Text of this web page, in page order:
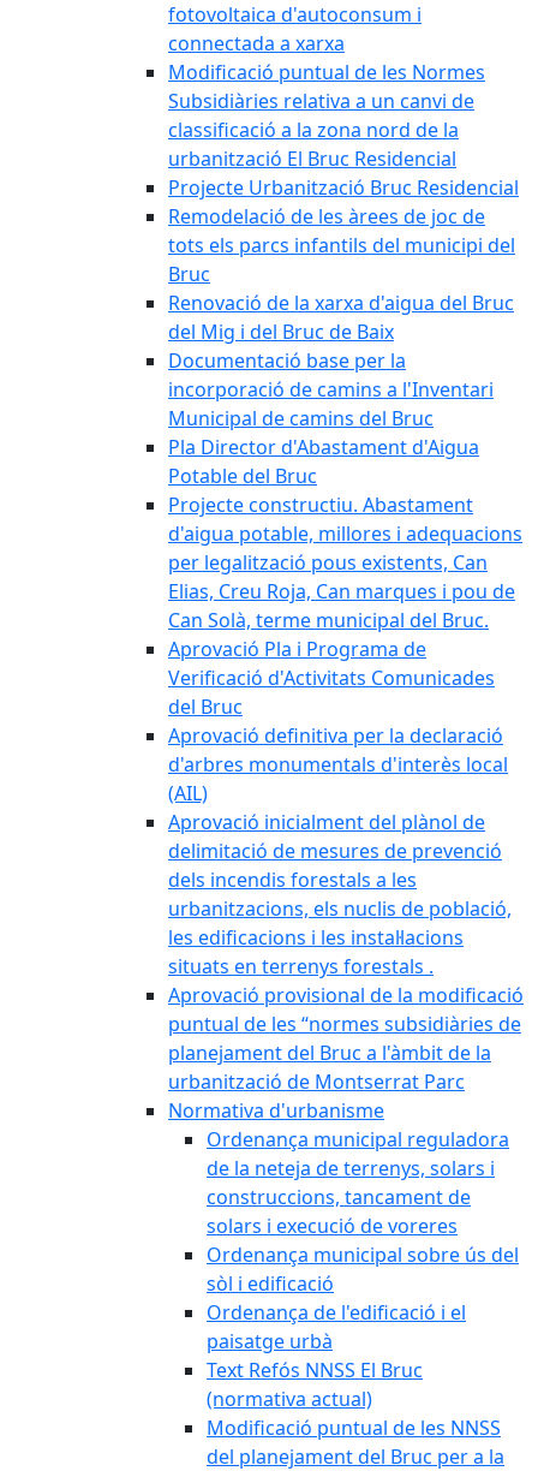
fotovoltaica d'autoconsum i
connectada a xarxa
Modificació puntual de les Normes
Subsidiàries relativa a un canvi de
classificació a la zona nord de la
urbanització El Bruc Residencial
Projecte Urbanització Bruc Residencial
Remodelació de les àrees de joc de
tots els parcs infantils del municipi del
Bruc
Renovació de la xarxa d'aigua del Bruc
del Mig i del Bruc de Baix
Documentació base per la
incorporació de camins a l'Inventari
Municipal de camins del Bruc
Pla Director d'Abastament d'Aigua
Potable del Bruc
Projecte constructiu. Abastament
d'aigua potable, millores i adequacions
per legalització pous existents, Can
Elias, Creu Roja, Can marques i pou de
Can Solà, terme municipal del Bruc.
Aprovació Pla i Programa de
Verificació d'Activitats Comunicades
del Bruc
Aprovació definitiva per la declaració
d'arbres monumentals d'interès local
(AIL)
Aprovació inicialment del plànol de
delimitació de mesures de prevenció
dels incendis forestals a les
urbanitzacions, els nuclis de població,
les edificacions i les instal·lacions
situats en terrenys forestals .
Aprovació provisional de la modificació
puntual de les “normes subsidiàries de
planejament del Bruc a l'àmbit de la
urbanització de Montserrat Parc
Normativa d'urbanisme
Ordenança municipal reguladora
de la neteja de terrenys, solars i
construccions, tancament de
solars i execució de voreres
Ordenança municipal sobre ús del
sòl i edificació
Ordenança de l'edificació i el
paisatge urbà
Text Refós NNSS El Bruc
(normativa actual)
Modificació puntual de les NNSS
del planejament del Bruc per a la